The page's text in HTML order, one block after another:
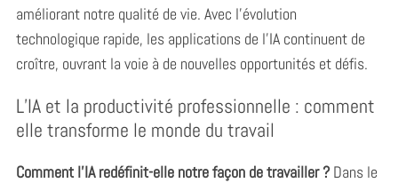
améliorant notre qualité de vie. Avec l’évolution
technologique rapide, les applications de l’IA continuent de
croître, ouvrant la voie à de nouvelles opportunités et défis.
L’IA et la productivité professionnelle : comment
elle transforme le monde du travail
Comment l’IA redéfinit-elle notre façon de travailler ?Dans le